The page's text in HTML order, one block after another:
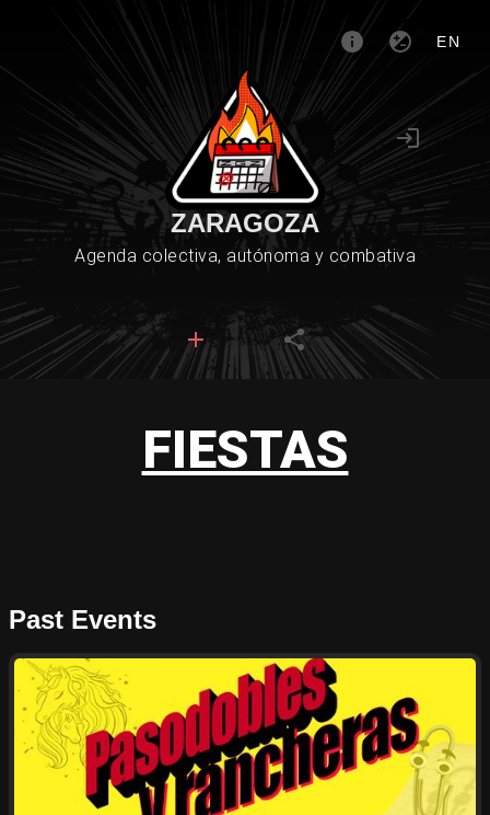
EN
ZARAGOZA
Agenda colectiva, autónoma y combativa
FIESTAS
Past Events